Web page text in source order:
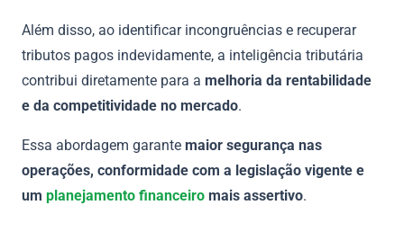
Além disso, ao identificar incongruências e recuperar
tributos pagos indevidamente, a inteligência tributária
contribui diretamente para a melhoria da rentabilidade
e da competitividade no mercado.
Essa abordagem garante maior segurança nas
operações, conformidade com a legislação vigente e
um planejamento financeiro mais assertivo.